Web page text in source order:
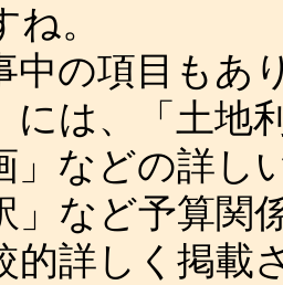
ね。
の項目もあ
には、「土地
」などの詳し
」など予算関
的詳しく掲載